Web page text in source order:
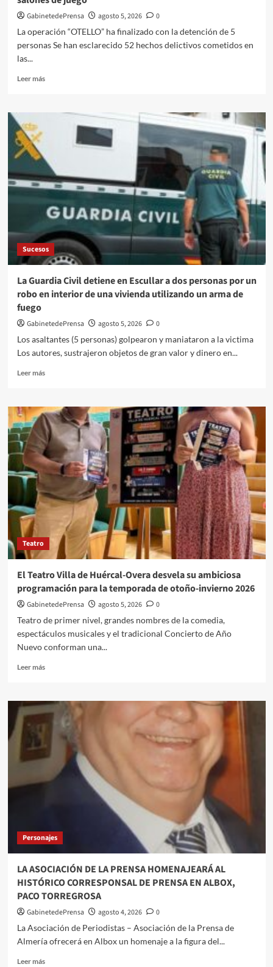
GabinetedePrensa agosto 5, 2026
0
La operación “OTELLO” ha finalizado con la detención de 5
personas Se han esclarecido 52 hechos delictivos cometidos en
las...
Leer másLeer
Albacete
desarticula
una
organización
criminal
especializada
en
robos
en
sucursales
y
salones
juego
Sucesos
La Guardia Civil detiene en Escullar a dos personas por un
robo en interior de una vivienda utilizando un arma de
fuego
GabinetedePrensa agosto 5, 2026
0
Los asaltantes (5 personas) golpearon y maniataron a la victima
Los autores, sustrajeron objetos de gran valor y dinero en...
Leer másLeer
La
Guardia
Civil
detiene
en
Escullar
a
personas
por
robo
interior
una
vivienda
utilizando
arma
de
fuego
Teatro
El Teatro Villa de Huércal-Overa desvela su ambiciosa
programación para la temporada de otoño-invierno 2026
GabinetedePrensa agosto 5, 2026
0
Teatro de primer nivel, grandes nombres de la comedia,
espectáculos musicales y el tradicional Concierto de Año
Nuevo conforman una...
Leer másLeer
El
Teatro
Villa
Huércal-
Overa
desvela
su
temporada
invierno
2026
Personajes
LA ASOCIACIÓN DE LA PRENSA HOMENAJEARÁ AL
HISTÓRICO CORRESPONSAL DE PRENSA EN ALBOX,
PACO TORREGROSA
GabinetedePrensa agosto 4, 2026
0
La Asociación de Periodistas – Asociación de la Prensa de
Almería ofrecerá en Albox un homenaje a la figura del...
Leer másLeer